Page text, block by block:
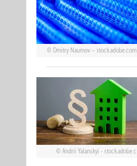
Dmitry Naumov – stock.adobe.com
Andrii Yalanskyi - stock.adobe.c